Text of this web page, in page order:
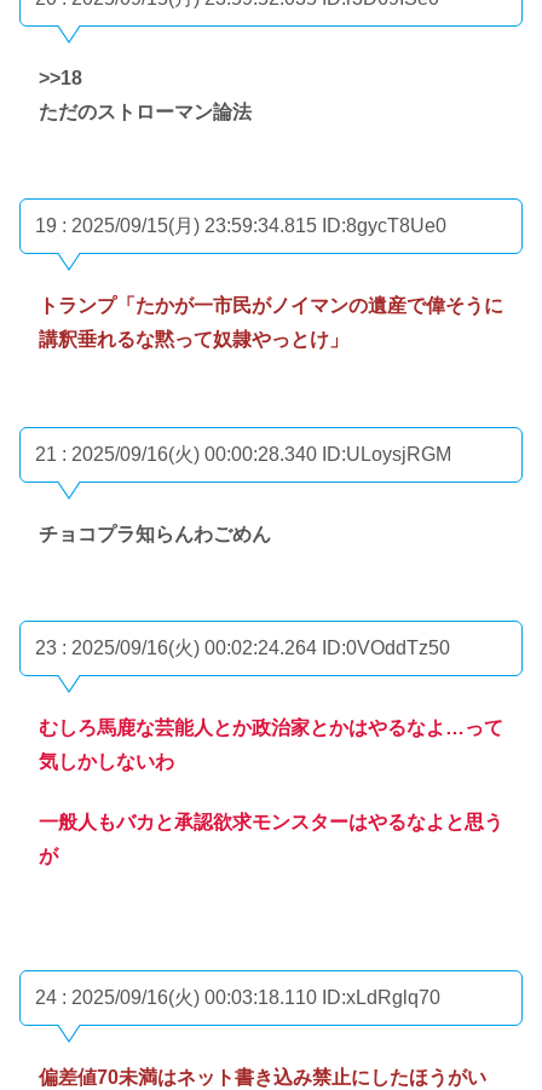
>>18
ただのストローマン論法
19 : 2025/09/15(月) 23:59:34.815 ID:8gycT8Ue0
トランプ「たかが一市民がノイマンの遺産で偉そうに
講釈垂れるな黙って奴隷やっとけ」
21 : 2025/09/16(火) 00:00:28.340 ID:ULoysjRGM
チョコプラ知らんわごめん
23 : 2025/09/16(火) 00:02:24.264 ID:0VOddTz50
むしろ馬鹿な芸能人とか政治家とかはやるなよ…って
気しかしないわ
一般人もバカと承認欲求モンスターはやるなよと思う
が
24 : 2025/09/16(火) 00:03:18.110 ID:xLdRglq70
偏差値70未満はネット書き込み禁止にしたほうがい